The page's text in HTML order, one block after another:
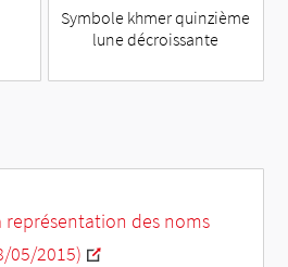
Symbole khmer quinzième
lune décroissante
représentation des noms
05/2015)